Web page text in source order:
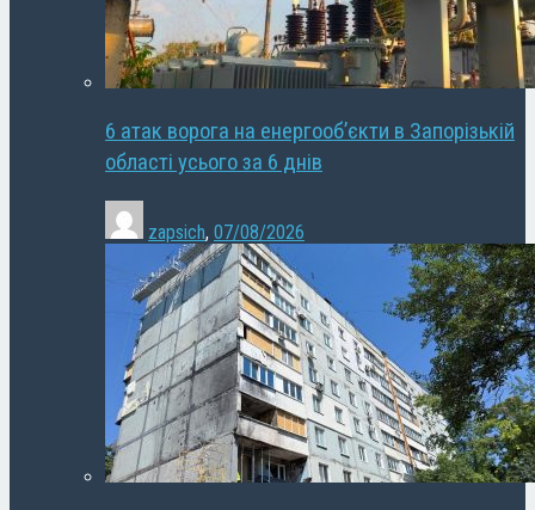
6 атак ворога на енергооб’єкти в Запорізькій
області усього за 6 днів
zapsich, 07/08/2026